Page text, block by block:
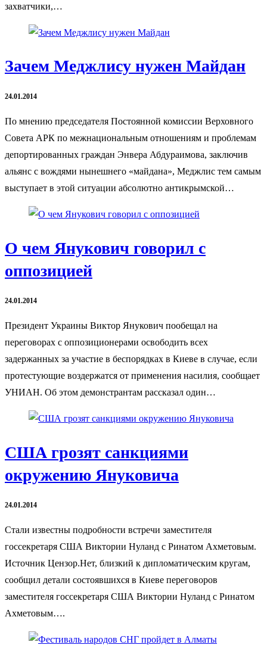
захватчики,…
Зачем Меджлису нужен Майдан
24.01.2014
По мнению председателя Постоянной комиссии Верховного
Совета АРК по межнациональным отношениям и проблемам
депортированных граждан Энвера Абдураимова, заключив
альянс с вождями нынешнего «майдана», Меджлис тем самым
выступает в этой ситуации абсолютно антикрымской…
О чем Янукович говорил с
оппозицией
24.01.2014
Президент Украины Виктор Янукович пообещал на
переговорах с оппозиционерами освободить всех
задержанных за участие в беспорядках в Киеве в случае, если
протестующие воздержатся от применения насилия, сообщает
УНИАН. Об этом демонстрантам рассказал один…
США грозят санкциями
окружению Януковича
24.01.2014
Стали известны подробности встречи заместителя
госсекретаря США Виктории Нуланд с Ринатом Ахметовым.
Источник Цензор.Нет, близкий к дипломатическим кругам,
сообщил детали состоявшихся в Киеве переговоров
заместителя госсекретаря США Виктории Нуланд с Ринатом
Ахметовым….